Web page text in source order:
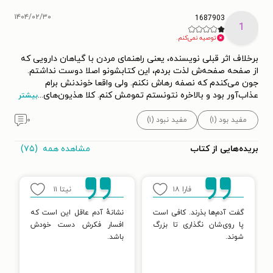
1
1687903
توصیه نمی‌کنم.
۱۴۰۴/۰۲/۳۰
برخلاف اثر قبلی نویسنده، یعنی راهنمای مردن با گیاهان دارویی که
از صفحه صفحه‌ش لذت بردم، این کتابشونو اصلا دوست نداشتم.
جون می‌کندم که نصفه رهاش نکنم. ولی واقعا خوندنش برام
عذاب‌آور بود و بالاخره نتونستم تمومش کنم. کلا هذیون‌های...بیشتر
مفید بود (۱) مفید نبود (۱) ۰
بریده‌هایی از کتاب مشاهده همه (۷۵)
فارا ۱۸
گفت آدم‌ها بذرند. کافی است
پا روی‌شان نگذاری تا بزرگ
شوند.
نیتا ۱۱
نشانهٔ آدم عاقل این است که
افسار فکرش دست خودش
باشد.